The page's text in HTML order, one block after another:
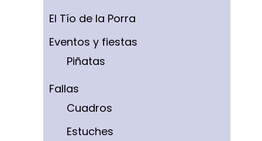
El Tío de la Porra
Eventos y fiestas
Piñatas
Fallas
Cuadros
Estuches